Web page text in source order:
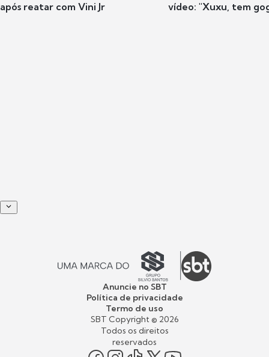
após reatar com Vini Jr
vídeo: "Xuxu, tem
Anuncie no SBT
Política de privacidade
Termo de uso
SBT Copyright © 2026
Todos os direitos
reservados